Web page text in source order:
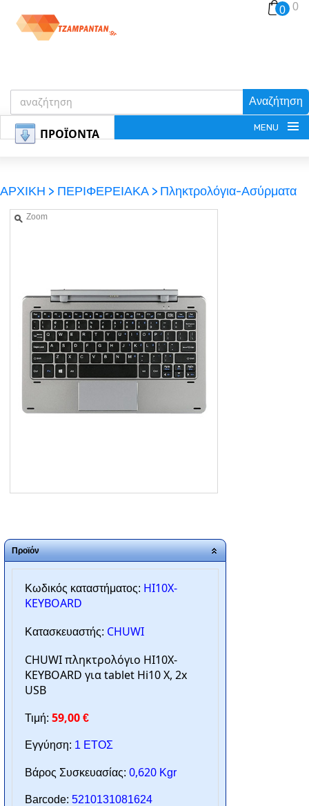
Αναζήτηση
0 0
ΠΡΟΪΟΝΤΑ MENU
ΚΑΛΑΘΙ-ΑΓΟΡΩΝ
ΑΡΧΙΚΗ
ΠΟΙΟΙ ΕΙΜΑΣΤΕ
SERVICE
ΑΡΧΙΚΗ > ΠΕΡΙΦΕΡΕΙΑΚΑ > Πληκτρολόγια-Ασύρματα
Zoom
Προϊόν
Κωδικός καταστήματος: HI10X-
KEYBOARD
Κατασκευαστής: CHUWI
CHUWI πληκτρολόγιο HI10X-
KEYBOARD για tablet Hi10 X, 2x
USB
Τιμή: 59,00 €
Εγγύηση: 1 ΕΤΟΣ
Βάρος Συσκευασίας: 0,620 Kgr
Barcode: 5210131081624